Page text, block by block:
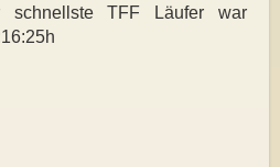
schnellste TFF Läufer war